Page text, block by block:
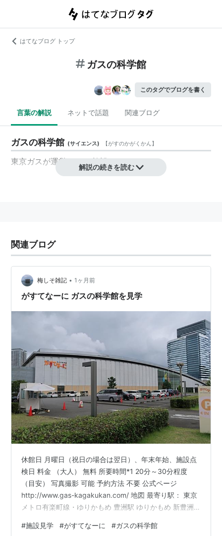
はてなブログ トップ
ガスの科学館
このタグでブログを書く
言葉の解説 ネットで話題 関連ブログ
ガスの科学館 (サイエンス) 【がすのかがくかん】
東京ガスが運営するPR施設。
解説の続きを読む
関連ブログ
梅しそ雑記 • 1ヶ月前
がすてなーに ガスの科学館を見学
休館日 月曜日（祝日の場合は翌日）、年末年始、施設点
検日 料金 （大人） 無料 所要時間*1 20分～30分程度
（目安） 写真撮影 可能 予約方法 不要 公式ページ
http://www.gas-kagakukan.com/ 地図 最寄り駅： 東京
メトロ有楽町線・ゆりかもめ 豊洲駅 ゆりかもめ 新豊洲
運営しています。 ずっと昔は現在の豊洲市場辺りにあっ
#施設見学 #がすてなーに #ガスの科学館